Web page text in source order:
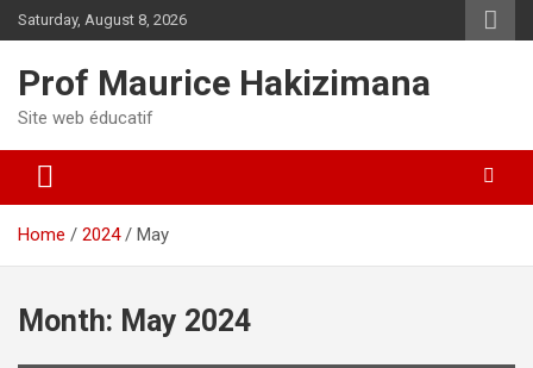
Skip
to
Saturday, August 8, 2026
Prof Maurice Hakizimana
Site web éducatif
Home 2024 May
Month: May 2024